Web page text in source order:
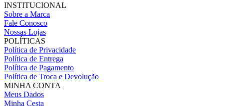
INSTITUCIONAL
Sobre a Marca
Fale Conosco
Nossas Lojas
POLÍTICAS
Política de Privacidade
Política de Entrega
Política de Pagamento
Política de Troca e Devolução
MINHA CONTA
Meus Dados
Minha Cesta